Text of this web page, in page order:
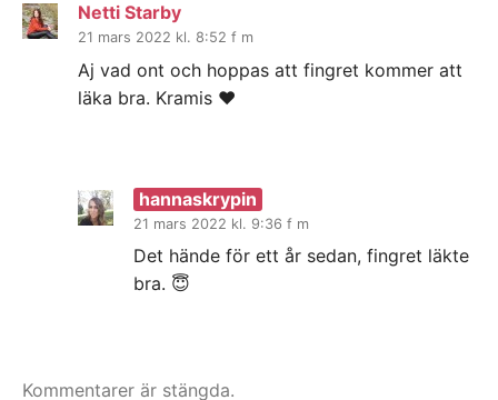
Netti Starby
21 mars 2022 kl. 8:52 f m
Aj vad ont och hoppas att fingret kommer att
läka bra. Kramis ❤
hannaskrypin
21 mars 2022 kl. 9:36 f m
Det hände för ett år sedan, fingret läkte
bra. 😇
Kommentarer är stängda.